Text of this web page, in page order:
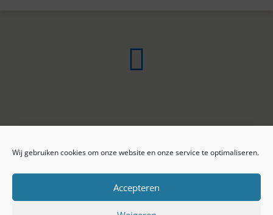
Wij gebruiken cookies om onze website en onze service te optimaliseren.
Accepteren
ONLINE ARCHIEF
Privacy beleid